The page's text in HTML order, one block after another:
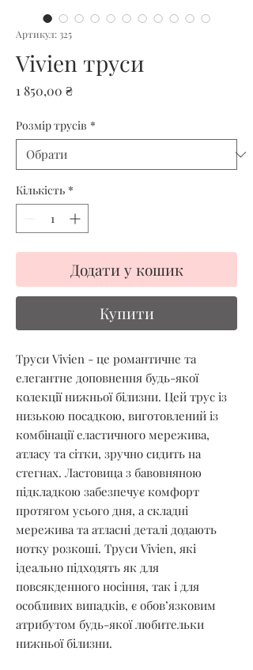
Артикул: 325
Vivien труси
1 850,00 ₴Ціна
Розмір трусів *
Кількість *
Додати у кошик
Купити
Труси Vivien - це романтичне та
елегантне доповнення будь-якої
колекції нижньої білизни. Цей трус із
низькою посадкою, виготовлений із
комбінації еластичного мережива,
атласу та сітки, зручно сидить на
стегнах. Ластовица з бавовняною
підкладкою забезпечує комфорт
протягом усього дня, а складні
мережива та атласні деталі додають
нотку розкоші. Труси Vivien, які
ідеально підходять як для
повсякденного носіння, так і для
особливих випадків, є обов’язковим
атрибутом будь-якої любительки
нижньої білизни.